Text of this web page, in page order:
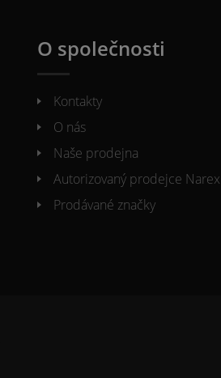
O společnosti
Kontakty
O nás
Naše prodejna
Autorizovaný prodejce Narex
Prodávané značky